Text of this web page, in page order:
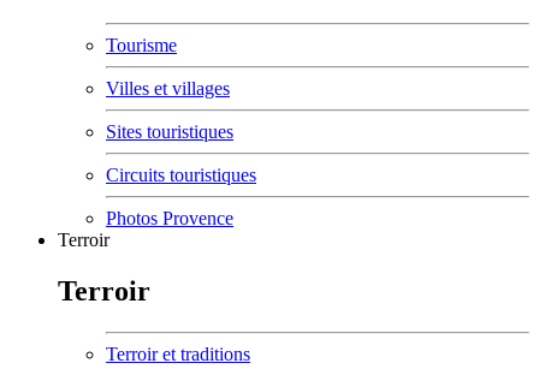
Tourisme
Villes et villages
Sites touristiques
Circuits touristiques
Photos Provence
Terroir
Terroir
Terroir et traditions